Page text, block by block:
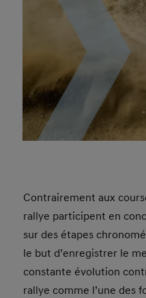
Contrairement aux
rallye participent en
sur des étapes
le but d’enregistrer le
constante évolution
rallye comme l’une des